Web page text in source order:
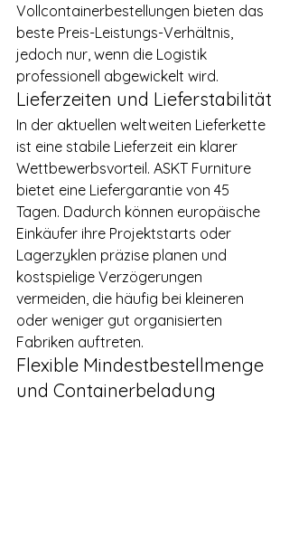
Vollcontainerbestellungen bieten das
beste Preis-Leistungs-Verhältnis,
jedoch nur, wenn die Logistik
professionell abgewickelt wird.
Lieferzeiten und Lieferstabilität
In der aktuellen weltweiten Lieferkette
ist eine stabile Lieferzeit ein klarer
Wettbewerbsvorteil. ASKT Furniture
bietet eine Liefergarantie von 45
Tagen. Dadurch können europäische
Einkäufer ihre Projektstarts oder
Lagerzyklen präzise planen und
kostspielige Verzögerungen
vermeiden, die häufig bei kleineren
oder weniger gut organisierten
Fabriken auftreten.
Flexible Mindestbestellmenge
und Containerbeladung